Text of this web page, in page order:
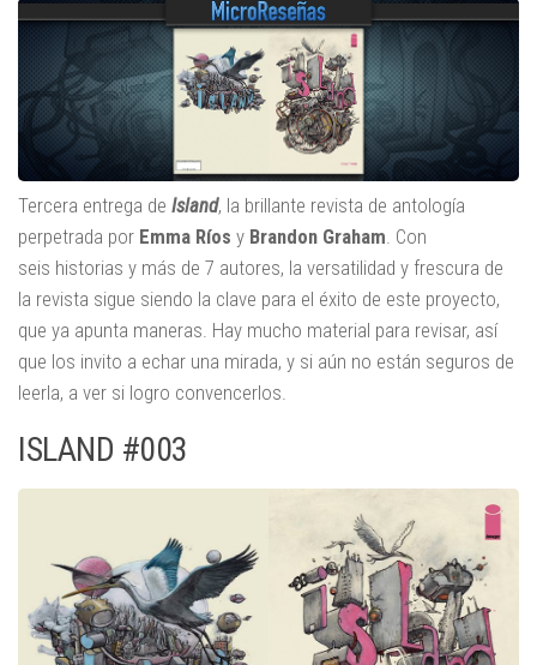
Tercera entrega de Island, la brillante revista de antología
perpetrada por Emma Ríos y Brandon Graham. Con
seis historias y más de 7 autores, la versatilidad y frescura de
la revista sigue siendo la clave para el éxito de este proyecto,
que ya apunta maneras. Hay mucho material para revisar, así
que los invito a echar una mirada, y si aún no están seguros de
leerla, a ver si logro convencerlos.
ISLAND #003